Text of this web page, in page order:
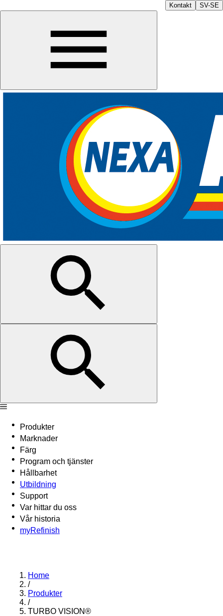
Kontakt SV-SE
Produkter
Marknader
Färg
Program och tjänster
Hållbarhet
Utbildning
Support
Var hittar du oss
Vår historia
myRefinish
Home
/
Produkter
/
TURBO VISION®